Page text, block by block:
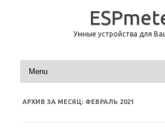
Умные устройства для
Перейти к содержимому
АРХИВ ЗА МЕСЯЦ: ФЕВРАЛЬ 2021